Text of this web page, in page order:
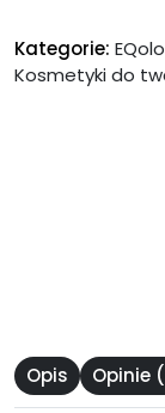
Kategorie:
Kosmetyki do
Opis Opinie